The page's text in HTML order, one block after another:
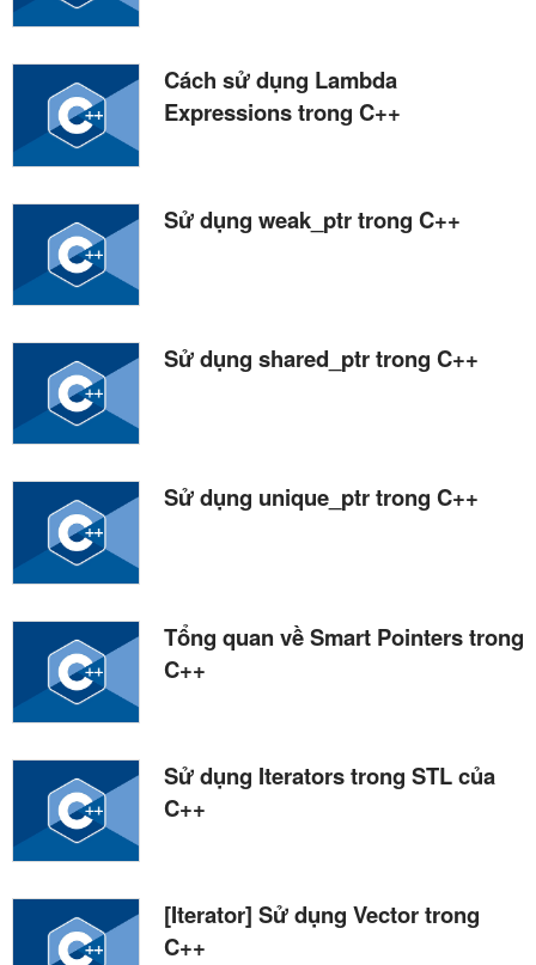
Cách sử dụng Lambda
Expressions trong C++
Sử dụng weak_ptr trong C++
Sử dụng shared_ptr trong C++
Sử dụng unique_ptr trong C++
Tổng quan về Smart Pointers trong
C++
Sử dụng Iterators trong STL của
C++
[Iterator] Sử dụng Vector trong
C++